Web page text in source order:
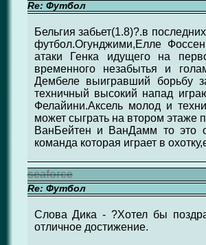
Re: Футбол
Бельгия забьет(1.8)?.в
футбол.Огунджими,Елле
атаки Генка идущего на
временного незабытья и
Дембеле выигравший борьбу
техничный высокий напад
Фелайини.Аксель молод и
может сыграть на втором этаже
ВанБейтен и ВанДамм то это
команда которая играет в
seaforce
Re: Футбол
Слова Дика - ?Хотел бы
отличное достижение.